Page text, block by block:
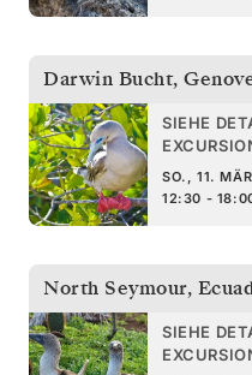
Darwin Bucht,
SIEHE
SO., 11.
12:30 -
North Seymour,
SIEHE